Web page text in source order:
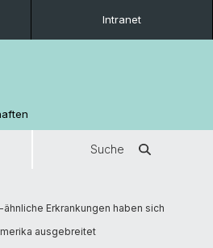
Intranet
Suche
Erkrankungen haben sich
ausgebreitet